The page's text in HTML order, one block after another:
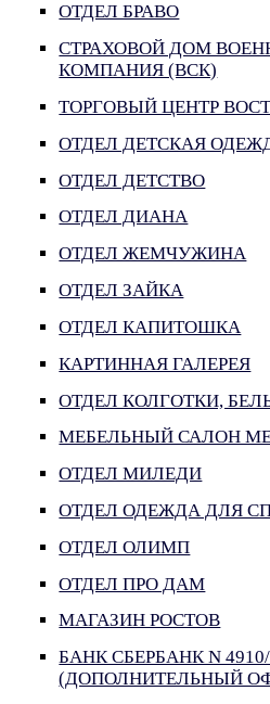
ОТДЕЛ БРАВО
СТРАХОВОЙ ДОМ
КОМПАНИЯ (ВСК)
ТОРГОВЫЙ ЦЕНТР
ОТДЕЛ ДЕТСКАЯ
ОТДЕЛ ДЕТСТВО
ОТДЕЛ ДИАНА
ОТДЕЛ ЖЕМЧУЖИНА
ОТДЕЛ ЗАЙКА
ОТДЕЛ КАПИТОШКА
КАРТИННАЯ ГАЛЕРЕЯ
ОТДЕЛ КОЛГОТКИ,
МЕБЕЛЬНЫЙ САЛОН
ОТДЕЛ МИЛЕДИ
ОТДЕЛ ОДЕЖДА ДЛЯ
ОТДЕЛ ОЛИМП
ОТДЕЛ ПРО ДАМ
МАГАЗИН РОСТОВ
БАНК СБЕРБАНК N 4910/
(ДОПОЛНИТЕЛЬНЫЙ